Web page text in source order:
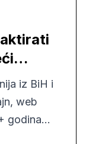
iz BiH i
web
godina